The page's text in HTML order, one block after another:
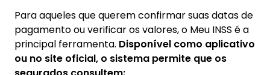
Para aqueles que querem confirmar suas datas de
pagamento ou verificar os valores, o Meu INSS é a
principal ferramenta. Disponível como aplicativo
ou no site oficial, o sistema permite que os